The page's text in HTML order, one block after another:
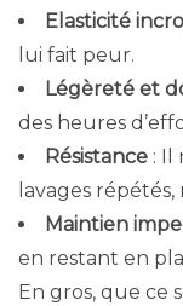
Elasticité
lui fait peur.
Légèreté et
des heures
Résistance : Il
lavages répétés,
Maintien
en restant en
En gros, que ce